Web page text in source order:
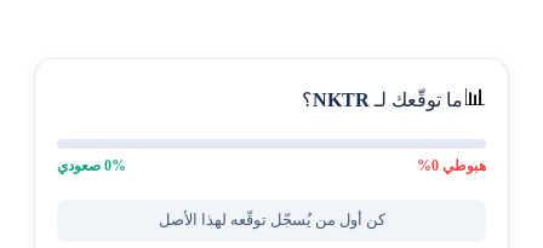
📊ما توقّعك لـNKTR؟
هبوطي0
%
0% صعودي
كن أول من يُسجّل توقّعه لهذا الأصل